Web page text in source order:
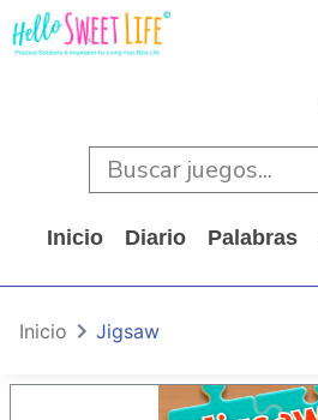
Inicio Diario Palabras
Inicio Jigsaw